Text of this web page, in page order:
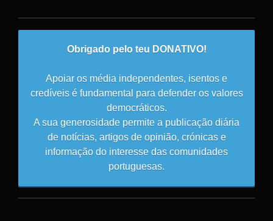
Obrigado pelo teu DONATIVO!
Apoiar os média independentes, isentos e
credíveis é fundamental para defender os valores
democráticos.
A sua generosidade permite a publicação diária
de notícias, artigos de opinião, crónicas e
informação do interesse das comunidades
portuguesas.